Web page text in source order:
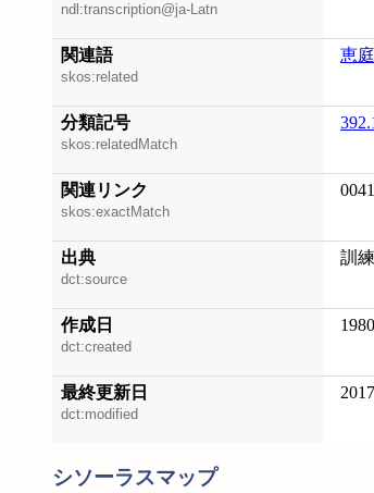
ndl:transcription@ja-Latn
関連語
skos:related
恵
分類記号
skos:relatedMatch
関連リンク
skos:exactMatch
出典
dct:source
訓
作成日
dct:created
最終更新日
dct:modified
シソーラスマップ